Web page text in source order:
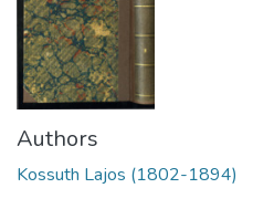
Authors
Kossuth Lajos (1802-1894)